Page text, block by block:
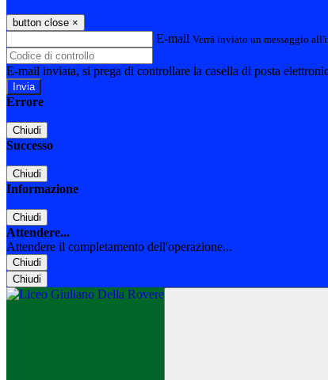
button close ×
E-mail Verrà inviato un messaggio
E-mail inviata, si prega di controllare la casella di posta
Errore
Chiudi
Successo
Chiudi
Informazione
Chiudi
Attendere...
Attendere il completamento dell'operazione...
Chiudi
Chiudi